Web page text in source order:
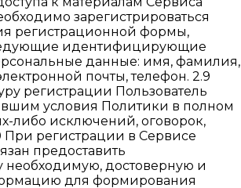
зарегистрироваться
регистрационной формы,
идентифицирующие
данные: имя, фамилия,
почты, телефон. 2.9
регистрации Пользователь
условия Политики в полном
либо исключений, оговорок,
При регистрации в Сервисе
предоставить
необходимую, достоверную и
для формирования